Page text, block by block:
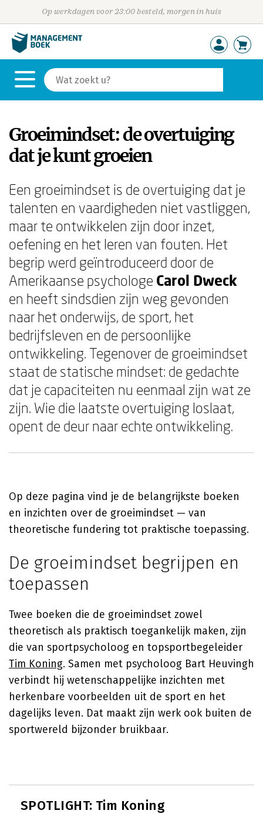
Op werkdagen voor 23:00 besteld, morgen in huis
Groeimindset: de overtuiging
dat je kunt groeien
Een groeimindset is de overtuiging dat je
talenten en vaardigheden niet vastliggen,
maar te ontwikkelen zijn door inzet,
oefening en het leren van fouten. Het
begrip werd geïntroduceerd door de
Amerikaanse psychologe Carol Dweck
en heeft sindsdien zijn weg gevonden
naar het onderwijs, de sport, het
bedrijfsleven en de persoonlijke
ontwikkeling. Tegenover de groeimindset
staat de statische mindset: de gedachte
dat je capaciteiten nu eenmaal zijn wat ze
zijn. Wie die laatste overtuiging loslaat,
opent de deur naar echte ontwikkeling.
Op deze pagina vind je de belangrijkste boeken
en inzichten over de groeimindset — van
theoretische fundering tot praktische toepassing.
De groeimindset begrijpen en
toepassen
Twee boeken die de groeimindset zowel
theoretisch als praktisch toegankelijk maken, zijn
die van sportpsycholoog en topsportbegeleider
Tim Koning. Samen met psycholoog Bart Heuvingh
verbindt hij wetenschappelijke inzichten met
herkenbare voorbeelden uit de sport en het
dagelijks leven. Dat maakt zijn werk ook buiten de
sportwereld bijzonder bruikbaar.
SPOTLIGHT: Tim Koning